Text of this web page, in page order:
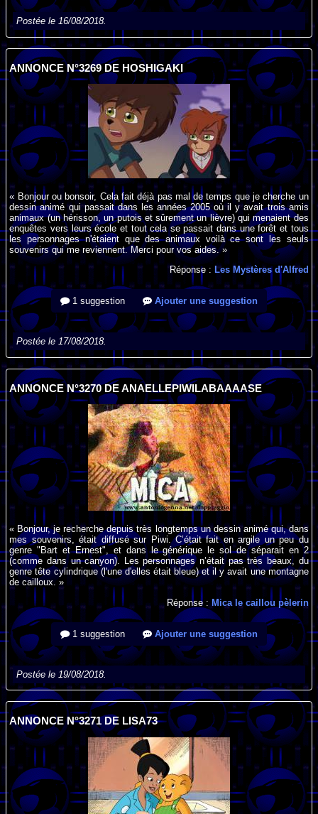
Postée le 16/08/2018.
ANNONCE N°3269 DE HOSHIGAKI
« Bonjour ou bonsoir, Cela fait déjà pas mal de temps que je cherche un
dessin animé qui passait dans les années 2005 où il y avait trois amis
animaux (un hérisson, un putois et sûrement un lièvre) qui menaient des
enquêtes vers leurs école et tout cela se passait dans une forêt et tous
les personnages n'étaient que des animaux voilà ce sont les seuls
souvenirs qui me reviennent. Merci pour vos aides. »
Réponse : Les Mystères d'Alfred
1 suggestion Ajouter une suggestion
Postée le 17/08/2018.
ANNONCE N°3270 DE ANAELLEPIWILABAAAASE
« Bonjour, je recherche depuis très longtemps un dessin animé qui, dans
mes souvenirs, était diffusé sur Piwi. C’était fait en argile un peu du
genre "Bart et Ernest", et dans le générique le sol de séparait en 2
(comme dans un canyon). Les personnages n’était pas très beaux, du
genre tête cylindrique (l'une d'elles était bleue) et il y avait une montagne
de cailloux. »
Réponse : Mica le caillou pèlerin
1 suggestion Ajouter une suggestion
Postée le 19/08/2018.
ANNONCE N°3271 DE LISA73